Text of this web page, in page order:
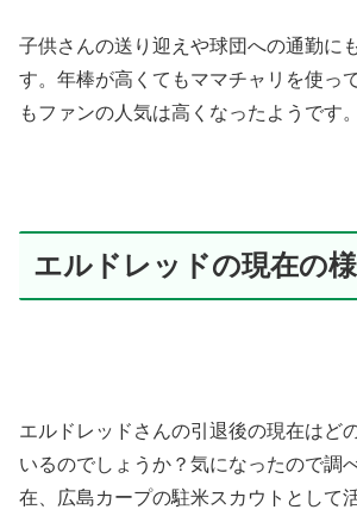
子供さんの送り迎えや球団への通勤に
す。年棒が高くてもママチャリを使っ
もファンの人気は高くなったようです。
エルドレッドの現在の
エルドレッドさんの引退後の現在はど
いるのでしょうか？気になったので調
在、広島カープの駐米スカウトとして